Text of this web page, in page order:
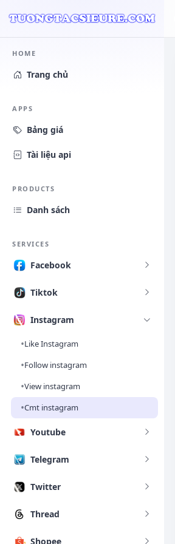
HOME
Trang chủ
APPS
Bảng giá
Tài liệu api
PRODUCTS
Danh sách
SERVICES
Facebook
Tiktok
Instagram
•Like Instagram
•Follow instagram
•View instagram
•Cmt instagram
Youtube
Telegram
Twitter
Thread
Shopee